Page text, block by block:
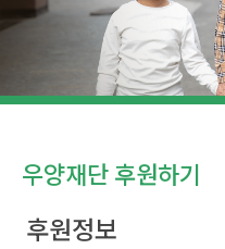
우양재단 후원하기
후원정보